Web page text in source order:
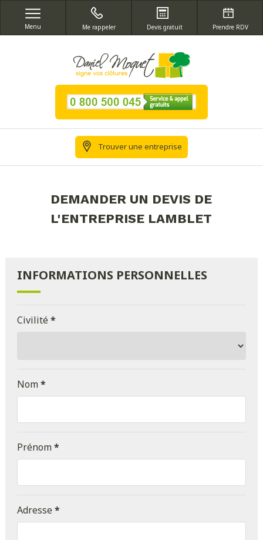
Menu Me rappeler Devis gratuit Prendre RDV
Trouver une entreprise
DEMANDER UN DEVIS DE
L'ENTREPRISE LAMBLET
INFORMATIONS PERSONNELLES
Civilité*
Nom*
Prénom*
Adresse*